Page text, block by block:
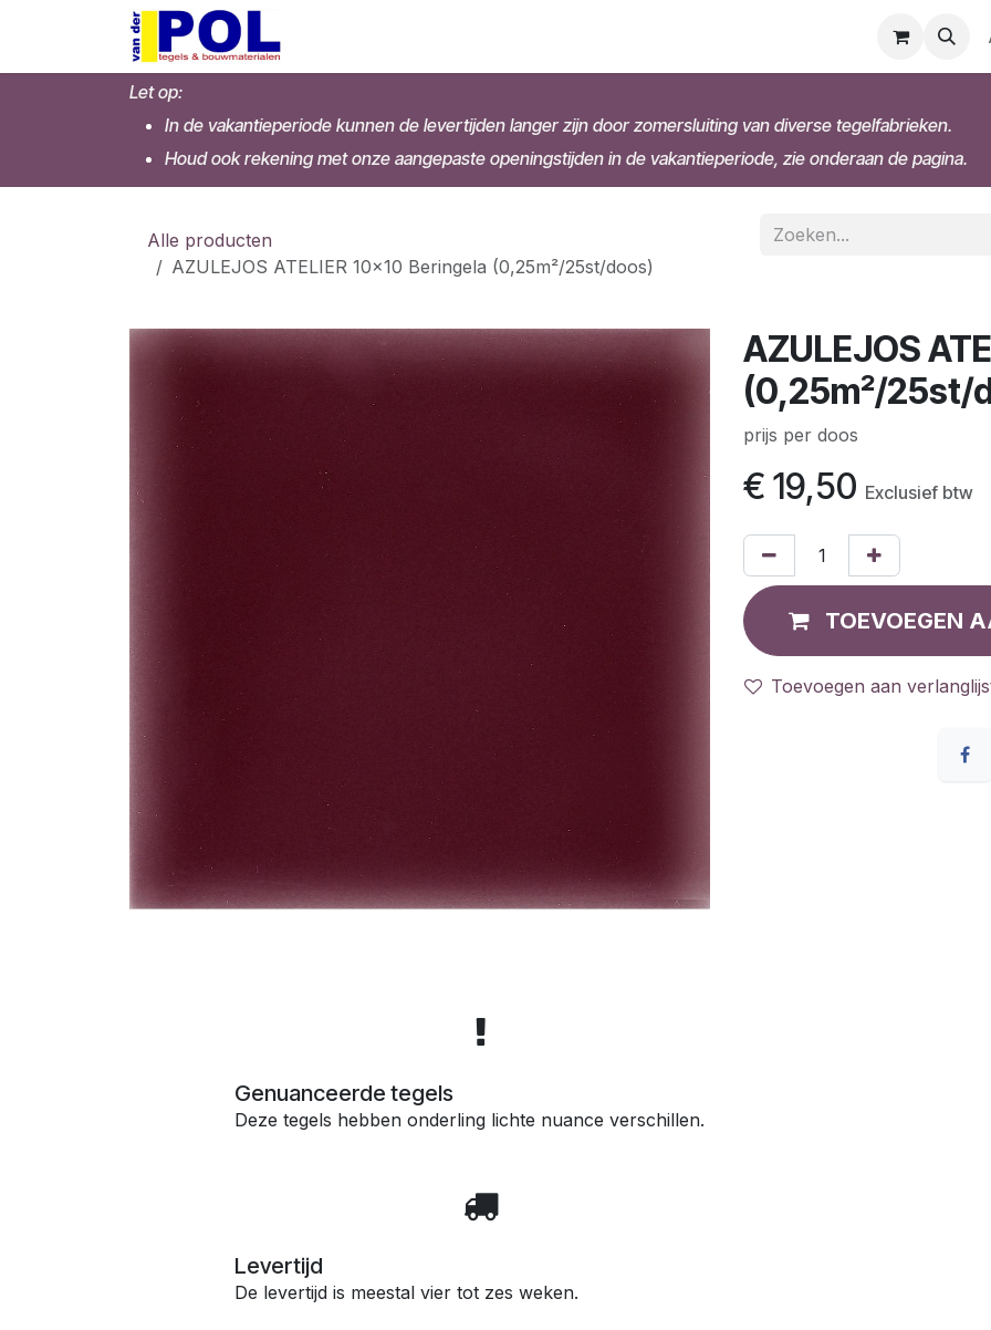
Overslaan naar inhoud
Let op:
In de vakantieperiode kunnen de levertijden langer zijn door zomersluiting van diverse tegelfabrieken.
Houd ook rekening met onze aangepaste openingstijden in de vakantieperiode, zie onderaan de pagina.
Alle producten
AZULEJOS ATELIER 10x10 Beringela (0,25m²/25st/doos)
AZULEJOS
(0,25m²/25st/
prijs per doos
€ 19,50 Exclusief btw
TOEVOEGEN
Toevoegen aan
Genuanceerde tegels
Deze tegels hebben onderling lichte nuance verschillen.
Levertijd
De levertijd is meestal vier tot zes weken.